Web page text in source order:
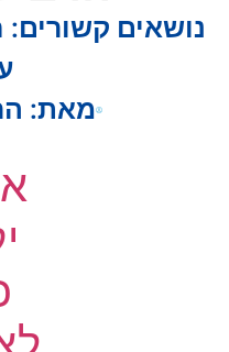
נושאים קשורים:
מאת: